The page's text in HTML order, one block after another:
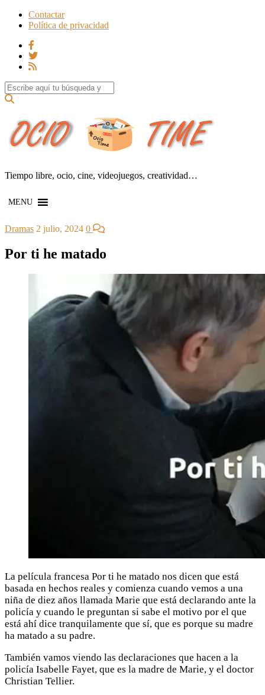
Contactar
Política de privacidad
Search for:
Tiempo libre, ocio, cine, videojuegos, creatividad…
MENU
Dramas 2 julio, 2024 0
Por ti he matado
La película francesa Por ti he matado nos dicen que está
basada en hechos reales y comienza cuando vemos a una
niña de diez años llamada Marie que está declarando ante la
policía y cuando le preguntan si sabe el motivo por el que
está ahí dice tranquilamente que sí, que es porque su madre
ha matado a su padre.
También vamos viendo las declaraciones que hacen a la
policía Isabelle Fayet, que es la madre de Marie, y el doctor
Christian Tellier.